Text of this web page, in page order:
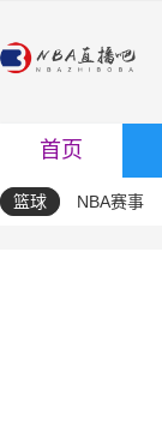
首页
篮球 NBA赛事